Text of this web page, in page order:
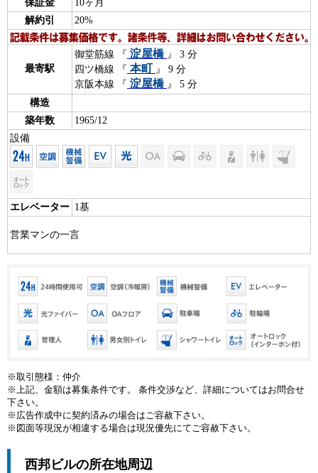
保証金
10ヶ月
解約引
20%
最寄駅
御堂筋線 『 淀屋橋 』 3 分
四ツ橋線 『 本町
』 9 分
京阪本線 『 淀屋橋 』 5 分
構造
築年数
1965/12
設備
エレベーター 1基
営業マンの一言
※取引態様：仲介
※上記、金額は募集条件です。 条件交渉など、詳細についてはお問合せ
下さい。
※広告作成中に契約済みの場合はご容赦下さい。
※図面等現況が相違する場合は現況優先にてご容赦下さい。
西邦ビルの所在地周辺